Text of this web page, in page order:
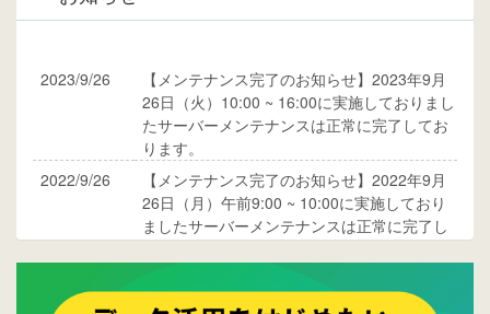
2023/9/26
【メンテナンス完了のお知らせ】2023年9月
26日（火）10:00 ~ 16:00に実施しておりまし
たサーバーメンテナンスは正常に完了してお
ります。
2022/9/26
【メンテナンス完了のお知らせ】2022年9月
26日（月）午前9:00 ~ 10:00に実施しており
ましたサーバーメンテナンスは正常に完了し
ご覧ください。